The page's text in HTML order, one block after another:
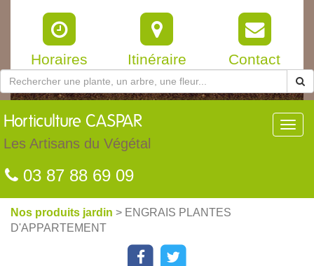
Horaires Itinéraire Contact
Horticulture CASPAR
Les Artisans du Végétal
03 87 88 69 09
Nos produits jardin > ENGRAIS PLANTES
D'APPARTEMENT